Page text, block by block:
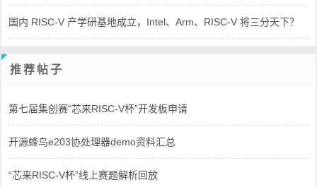
国内 RISC-V 产学研基地成立，Intel、Arm、RISC-V 将三分天下？
推荐帖子
第七届集创赛“芯来RISC-V杯”开发板申请
开源蜂鸟e203协处理器demo资料汇总
“芯来RISC-V杯”线上赛题解析回放